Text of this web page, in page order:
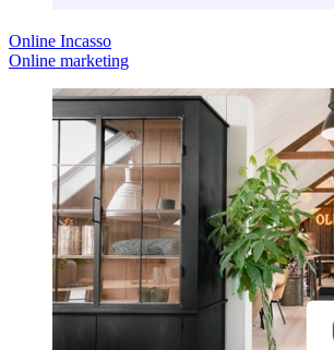
Online Incasso
Online marketing